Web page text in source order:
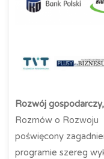
Rozwój
Rozmów o Rozwoju
poświęcony
programie szereg